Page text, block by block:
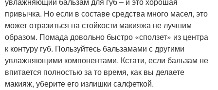
привычка. Но если в составе средства много масел, это
может отразиться на стойкости макияжа не лучшим
образом. Помада довольно быстро «сползет» из центра
к контуру губ. Пользуйтесь бальзамами с другими
увлажняющими компонентами. Кстати, если бальзам не
впитается полностью за то время, как вы делаете
макияж, уберите его излишки салфеткой.